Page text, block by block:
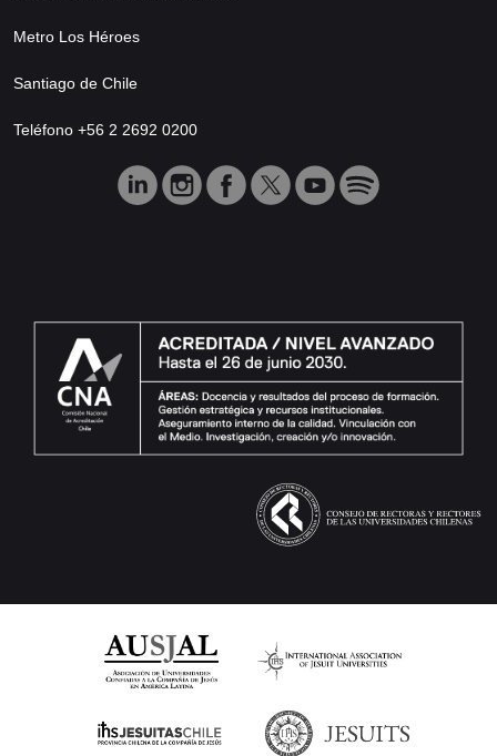
Metro Los Héroes
Santiago de Chile
Teléfono +56 2 2692 0200